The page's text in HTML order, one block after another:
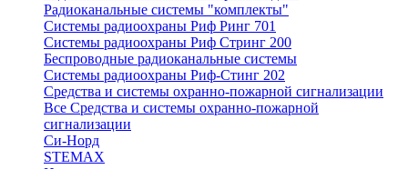
Радиоканальные системы "комплекты"
Системы радиоохраны Риф Ринг 701
Системы радиоохраны Риф Стринг 200
Беспроводные радиоканальные системы
Системы радиоохраны Риф-Стинг 202
Средства и системы охранно-пожарной сигнализации
Все Средства и системы охранно-пожарной
сигнализации
Си-Норд
STEMAX